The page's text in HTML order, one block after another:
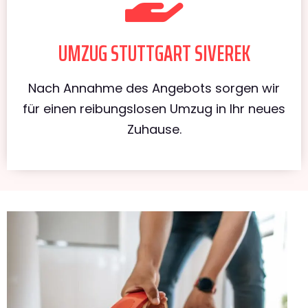
UMZUG STUTTGART SIVEREK
Nach Annahme des Angebots sorgen wir
für einen reibungslosen Umzug in Ihr neues
Zuhause.